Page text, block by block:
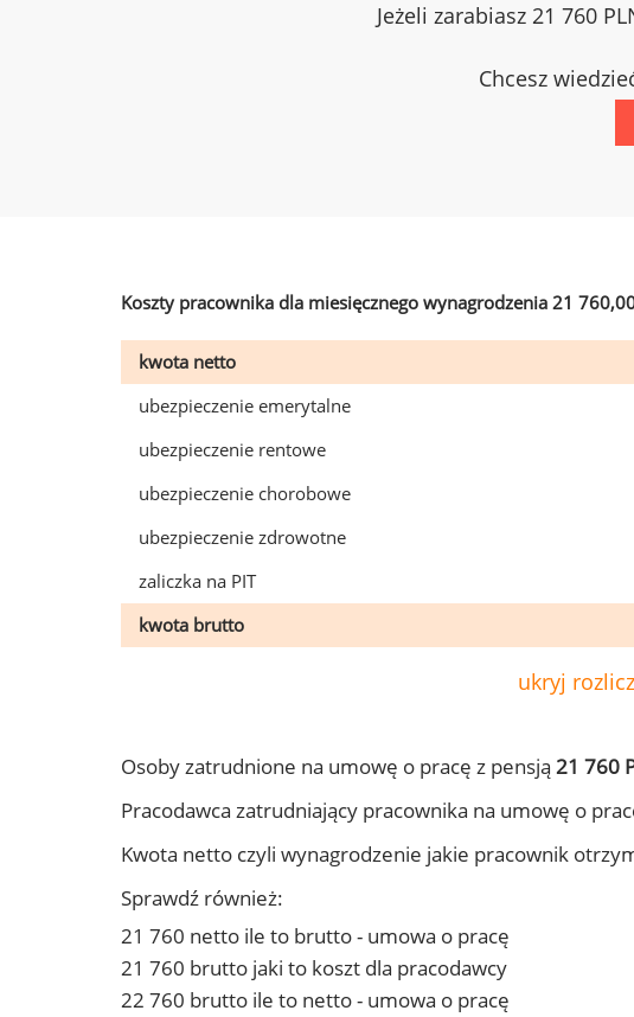
Jeżeli zarabiasz 21 760
Chcesz
Koszty pracownika dla miesięcznego wynagrodzenia 21
kwota netto
ubezpieczenie emerytalne
ubezpieczenie rentowe
ubezpieczenie chorobowe
ubezpieczenie zdrowotne
zaliczka na PIT
kwota brutto
ukryj
Osoby zatrudnione na umowę o pracę z pensją 21 760
Pracodawca zatrudniający pracownika na umowę o
Kwota netto czyli wynagrodzenie jakie pracownik
Sprawdź również:
21 760 netto ile to brutto - umowa o pracę
21 760 brutto jaki to koszt dla pracodawcy
22 760 brutto ile to netto - umowa o pracę